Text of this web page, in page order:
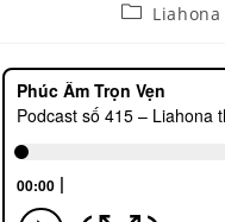
Liahona